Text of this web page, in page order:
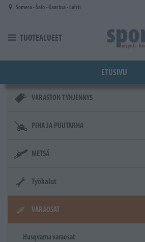
Siirry pääsisältöön
Somero - Salo - Kaarina - Lahti
TUOTEALUEET
ETUSIVU
VARASTON TYHJENNYS
PIHA JA PUUTARHA
METSÄ
Työkalut
VARAOSAT
Husqvarna varaosat